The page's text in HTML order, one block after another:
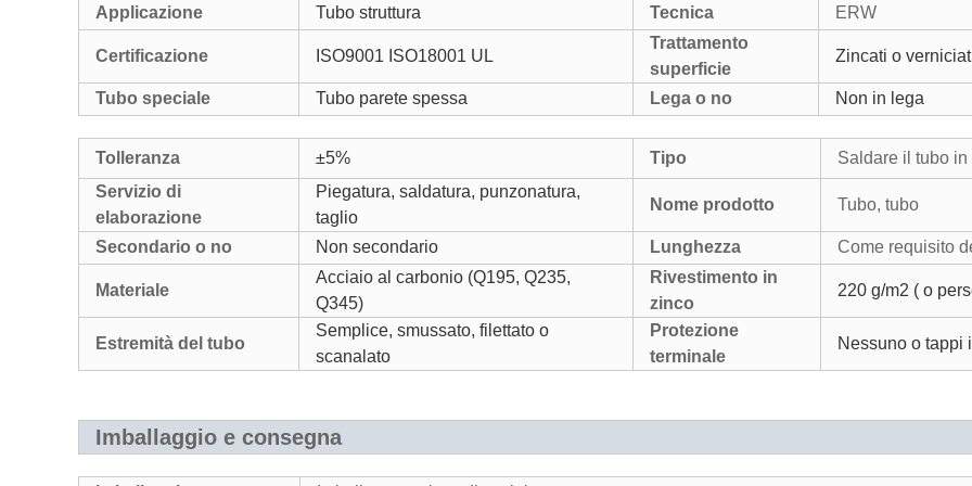
Applicazione Tubo struttura Tecnica ERW
Certificazione ISO9001 ISO18001 UL
Trattamento
superficie
Zincati o
Tubo speciale Tubo parete spessa Lega o no Non in lega
Tolleranza ±5% Tipo
Saldare il tubo
Servizio di
elaborazione
Piegatura, saldatura, punzonatura,
taglio
Nome prodotto Tubo, tubo
Secondario o no Non secondario Lunghezza Come requisito
Materiale
Acciaio al carbonio (Q195, Q235,
Q345)
Rivestimento in
zinco
220 g/m2 ( o
Estremità del tubo
Semplice, smussato, filettato o
scanalato
Protezione
terminale
Nessuno o tappi
Imballaggio e consegna